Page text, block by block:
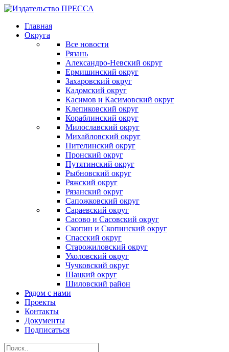
Главная
Округа
Все новости
Рязань
Александро-Невский округ
Ермишинский округ
Захаровский округ
Кадомский округ
Касимов и Касимовский округ
Клепиковский округ
Кораблинский округ
Милославский округ
Михайловский округ
Пителинский округ
Пронский округ
Путятинский округ
Рыбновский округ
Ряжский округ
Рязанский округ
Сапожковский округ
Сараевский округ
Сасово и Сасовский округ
Скопин и Скопинский округ
Спасский округ
Старожиловский округ
Ухоловский округ
Чучковский округ
Шацкий округ
Шиловский район
Рядом с нами
Проекты
Контакты
Документы
Подписаться